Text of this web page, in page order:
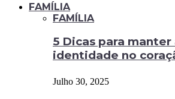
FAMÍLIA
FAMÍLIA
5 Dicas para manter
identidade no
Julho 30, 2025